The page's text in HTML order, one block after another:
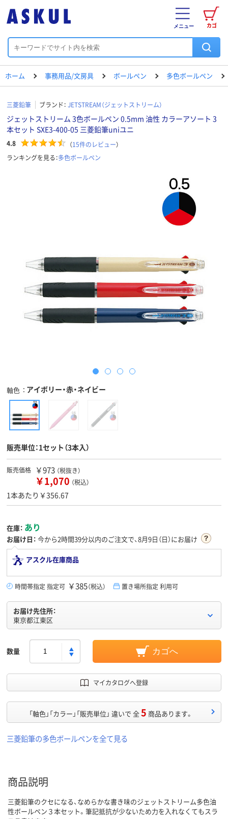
カゴ
メニュー
ホーム 事務用品/文房具 ボールペン 多色ボールペン
三菱鉛筆 ブランド： JETSTREAM（ジェットストリーム）
ジェットストリーム 3色ボールペン 0.5mm 油性 カラーアソート 3
本セット SXE3-400-05 三菱鉛筆uniユニ
4.8 （15件のレビュー）
ランキングを見る：多色ボールペン
軸色 アイボリー・赤・ネイビー
販売単位：1セット（3本入）
販売価格 ￥973 （税抜き）
￥1,070 （税込）
1本あたり￥356.67
在庫： あり
お届け日： 今から2時間39分以内のご注文で、8月9日（日）にお届け
アスクル在庫商品
時間帯指定 指定可 ￥385（税込） 置き場所指定 利用可
お届け先住所：
東京都江東区
数量 カゴへ
マイカタログへ登録
「軸色」「カラー」「販売単位」 違いで 全5 商品あります。
三菱鉛筆の多色ボールペンを全て見る
商品説明
三菱鉛筆のクセになる、なめらかな書き味のジェットストリーム多色油
性ボールペン３本セット。筆記抵抗が少ないため力を入れなくてもスラ